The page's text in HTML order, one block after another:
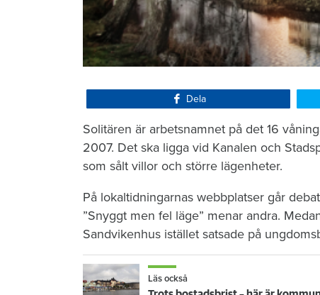
Dela
Solitären är arbetsnamnet på det 16
2007. Det ska ligga vid Kanalen och
som sålt villor och större lägenheter.
På lokaltidningarnas webbplatser går
”Snyggt men fel läge” menar andra.
Sandvikenhus istället satsade på
Läs också